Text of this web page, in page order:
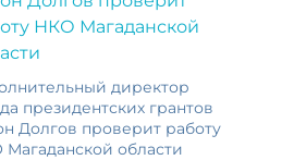
директор
президентских грантов
Долгов проверит работу
области